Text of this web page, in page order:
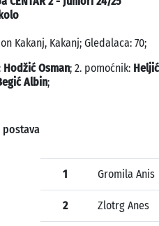
Kakanj, Kakanj; Gledalaca: 70;
Hodžić Osman; 2. pomoćnik:
Albin;
postava
1 Gromila Anis
2 Zlotrg Anes